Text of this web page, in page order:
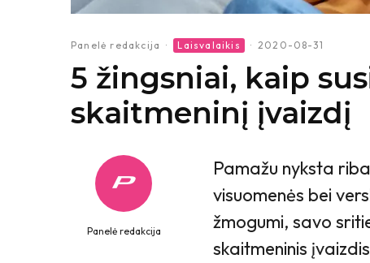
Panelė redakcija · Laisvalaikis · 2020-08-31
5 žingsniai, kaip
skaitmeninį įvaizdį
Panelė redakcija
Pamažu nyksta
visuomenės bei
žmogumi, savo
skaitmeninis